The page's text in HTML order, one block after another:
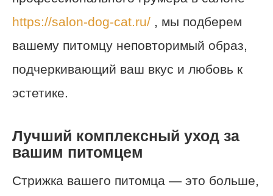
https://salon-dog-cat.ru/ , мы подберем
вашему питомцу неповторимый образ,
подчеркивающий ваш вкус и любовь к
эстетике.
Лучший комплексный уход за
вашим питомцем
Стрижка вашего питомца — это больше,